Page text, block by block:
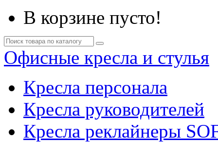
В корзине пусто!
Офисные кресла и стулья
Кресла персонала
Кресла руководителей
Кресла реклайнеры